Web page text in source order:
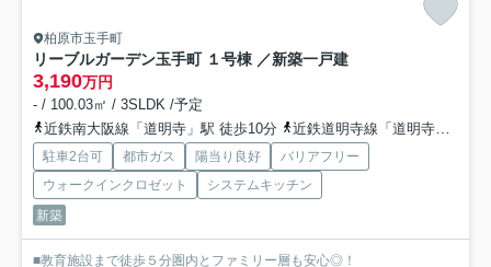
柏原市玉手町
リーブルガーデン玉手町 １号棟 ／新築一戸建
3,190万円
- / 100.03㎡ / 3SLDK /予定
近鉄南大阪線「道明寺」駅 徒歩10分
近鉄道明寺線「道明寺」駅 徒歩10分
駐車2台可 都市ガス 陽当り良好
バリアフリー
ウォークインクロゼット
システムキッチン
新築
■教育施設まで徒歩５分圏内とファミリー層も安心◎！